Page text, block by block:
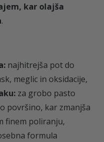
kar olajša
.
najhitrejša pot do
meglic in oksidacije,
za grobo pasto
površino, kar zmanjša
finem poliranju,
formula